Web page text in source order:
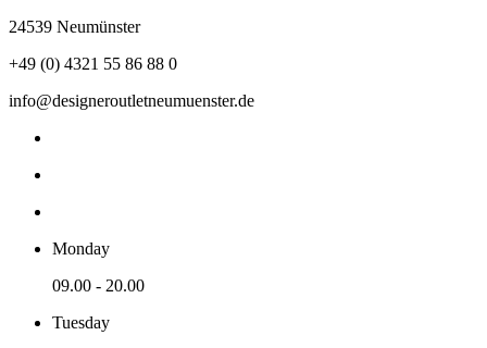
24539 Neumünster
+49 (0) 4321 55 86 88 0
info@designeroutletneumuenster.de
Monday
09.00 - 20.00
Tuesday